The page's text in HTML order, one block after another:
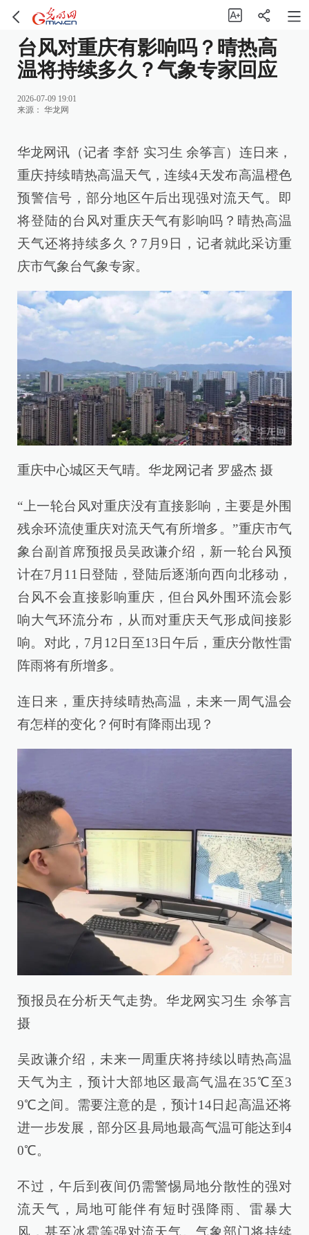
台风对重庆有影响吗？晴热高
温将持续多久？气象专家回应
2026-07-09 19:01
来源： 华龙网
华龙网讯（记者 李舒 实习生 余筝言）连日来，
重庆持续晴热高温天气，连续4天发布高温橙色
预警信号，部分地区午后出现强对流天气。即
将登陆的台风对重庆天气有影响吗？晴热高温
天气还将持续多久？7月9日，记者就此采访重
庆市气象台气象专家。
重庆中心城区天气晴。华龙网记者 罗盛杰 摄
“上一轮台风对重庆没有直接影响，主要是外围
残余环流使重庆对流天气有所增多。”重庆市气
象台副首席预报员吴政谦介绍，新一轮台风预
计在7月11日登陆，登陆后逐渐向西向北移动，
台风不会直接影响重庆，但台风外围环流会影
响大气环流分布，从而对重庆天气形成间接影
响。对此，7月12日至13日午后，重庆分散性雷
阵雨将有所增多。
连日来，重庆持续晴热高温，未来一周气温会
有怎样的变化？何时有降雨出现？
预报员在分析天气走势。华龙网实习生 余筝言
摄
吴政谦介绍，未来一周重庆将持续以晴热高温
天气为主，预计大部地区最高气温在35℃至3
9℃之间。需要注意的是，预计14日起高温还将
进一步发展，部分区县局地最高气温可能达到4
0℃。
不过，午后到夜间仍需警惕局地分散性的强对
流天气，局地可能伴有短时强降雨、雷暴大
风，甚至冰雹等强对流天气。气象部门将持续